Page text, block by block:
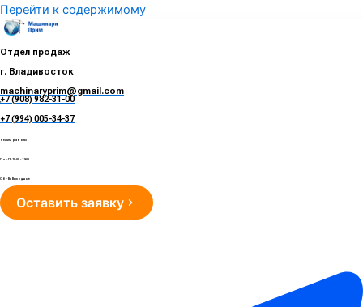
Перейти к содержимому
Отдел продаж
г. Владивосток
machinaryprim@gmail.com
+7 (908) 982-31-00
+7 (994) 005-34-37
Режим работы
Пн - Пт 10:00 - 19:00
Сб - Вс Выходные
Оставить заявку